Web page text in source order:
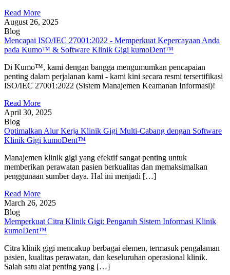
Read More
August 26, 2025
Blog
Mencapai ISO/IEC 27001:2022 - Memperkuat Kepercayaan Anda
pada Kumo™ & Software Klinik Gigi kumoDent™
Di Kumo™, kami dengan bangga mengumumkan pencapaian
penting dalam perjalanan kami - kami kini secara resmi tersertifikasi
ISO/IEC 27001:2022 (Sistem Manajemen Keamanan Informasi)!
Read More
April 30, 2025
Blog
Optimalkan Alur Kerja Klinik Gigi Multi-Cabang dengan Software
Klinik Gigi kumoDent™
Manajemen klinik gigi yang efektif sangat penting untuk
memberikan perawatan pasien berkualitas dan memaksimalkan
penggunaan sumber daya. Hal ini menjadi […]
Read More
March 26, 2025
Blog
Memperkuat Citra Klinik Gigi: Pengaruh Sistem Informasi Klinik
kumoDent™
Citra klinik gigi mencakup berbagai elemen, termasuk pengalaman
pasien, kualitas perawatan, dan keseluruhan operasional klinik.
Salah satu alat penting yang […]